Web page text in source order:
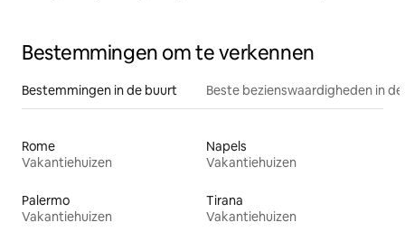
Bestemmingen om te verkennen
Bestemmingen in de buurt Beste bezienswaardigheden in
Rome
Vakantiehuizen
Napels
Vakantiehuizen
Palermo
Vakantiehuizen
Tirana
Vakantiehuizen